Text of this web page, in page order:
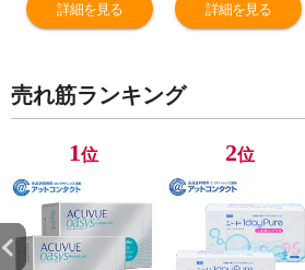
詳細を見る 詳細を見る
売れ筋ランキング
1位 2位